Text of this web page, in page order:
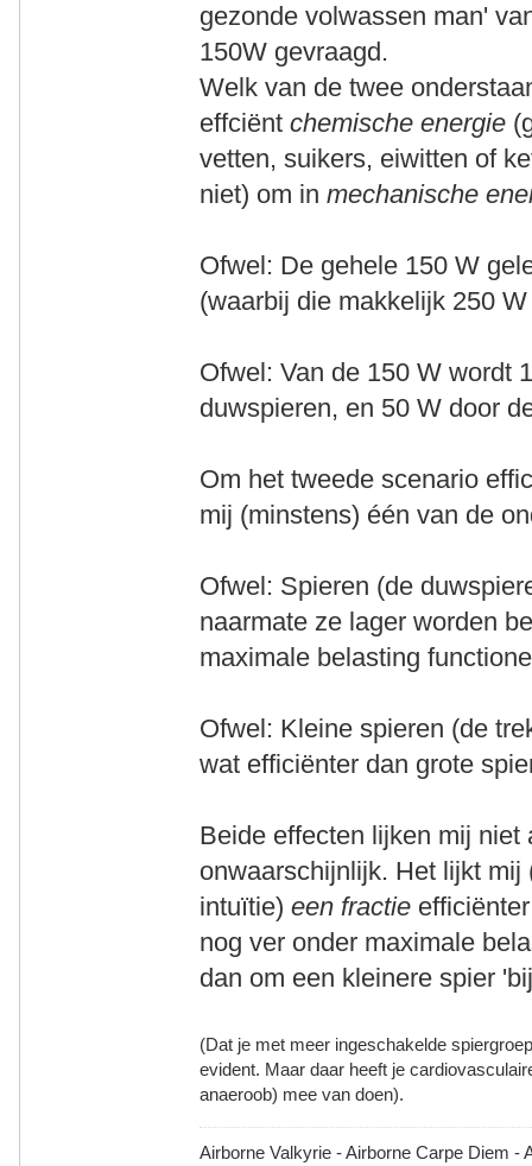
gezonde volwassen man'
150W gevraagd.
Welk van de twee
effciëntchemische energie
vetten, suikers, eiwitten of
niet) om inmechanische
Ofwel: De gehele 150 W
(waarbij die makkelijk 250
Ofwel: Van de 150 W wordt
duwspieren, en 50 W door
Om het tweede scenario
mij (minstens) één van de
Ofwel: Spieren (de
naarmate ze lager worden
maximale belasting
Ofwel: Kleine spieren (de
wat efficiënter dan grote
Beide effecten lijken mij
onwaarschijnlijk. Het lijkt
intuïtie)een fractie
nog ver onder maximale
dan om een kleinere spier
(Dat je met meer ingeschakelde
evident. Maar daar heeft je
anaeroob) mee van doen).
Airborne Valkyrie - Airborne Carpe Diem -